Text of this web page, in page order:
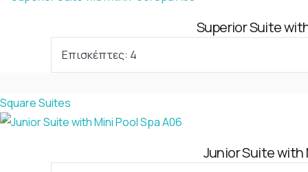
Superior Suite
Επισκέπτες: 4
Square Suites
Junior Suite with